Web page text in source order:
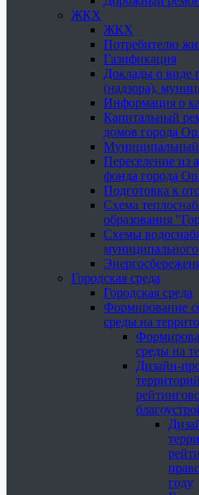
ЖКХ
ЖКХ
Потребителю
Газификация
Доклады о виде
(надзора),
Информация о
Капитальный
домов города
Переселение из
фонда города
Подготовка к
Схема
образования
Схемы
Городская среда
Городская среда
Формирование
среды на
среды на
Дизайн-
году